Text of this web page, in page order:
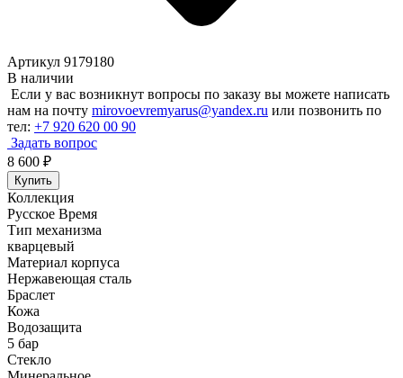
Артикул 9179180
В наличии
Если у вас возникнут вопросы по заказу вы можете написать
нам на почту mirovoevremyarus@yandex.ru или позвонить по
тел: +7 920 620 00 90
Задать вопрос
8 600 ₽
Купить
Коллекция
Русское Время
Тип механизма
кварцевый
Материал корпуса
Нержавеющая сталь
Браслет
Кожа
Водозащита
5 бар
Стекло